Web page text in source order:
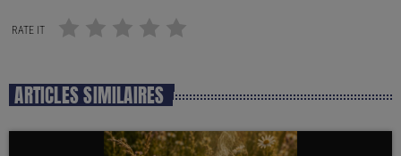
RATE IT
ARTICLES SIMILAIRES